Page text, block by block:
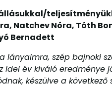
Natchev Nóra, Tóth
Bernadett
lányaimra, szép bajnoki
idei év kiváló
készülve a